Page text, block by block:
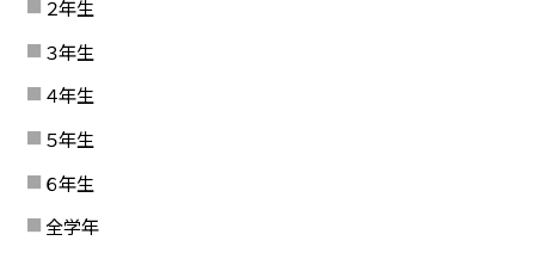
２年生
３年生
４年生
５年生
６年生
全学年